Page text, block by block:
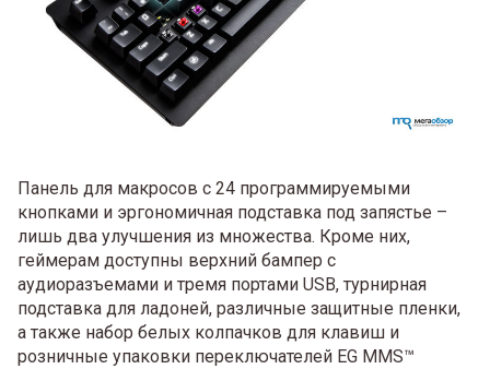
Панель для макросов с 24 программируемыми
кнопками и эргономичная подставка под запястье –
лишь два улучшения из множества. Кроме них,
геймерам доступны верхний бампер с
аудиоразъемами и тремя портами USB, турнирная
подставка для ладоней, различные защитные пленки,
а также набор белых колпачков для клавиш и
розничные упаковки переключателей EG MMS™